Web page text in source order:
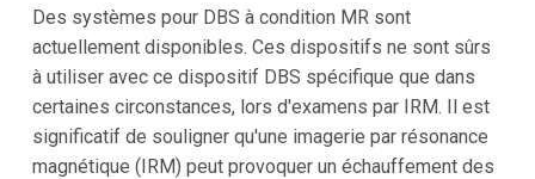
Des systèmes pour DBS à condition MR sont
actuellement disponibles. Ces dispositifs ne sont sûrs
à utiliser avec ce dispositif DBS spécifique que dans
certaines circonstances, lors d'examens par IRM. Il est
significatif de souligner qu'une imagerie par résonance
magnétique (IRM) peut provoquer un échauffement des